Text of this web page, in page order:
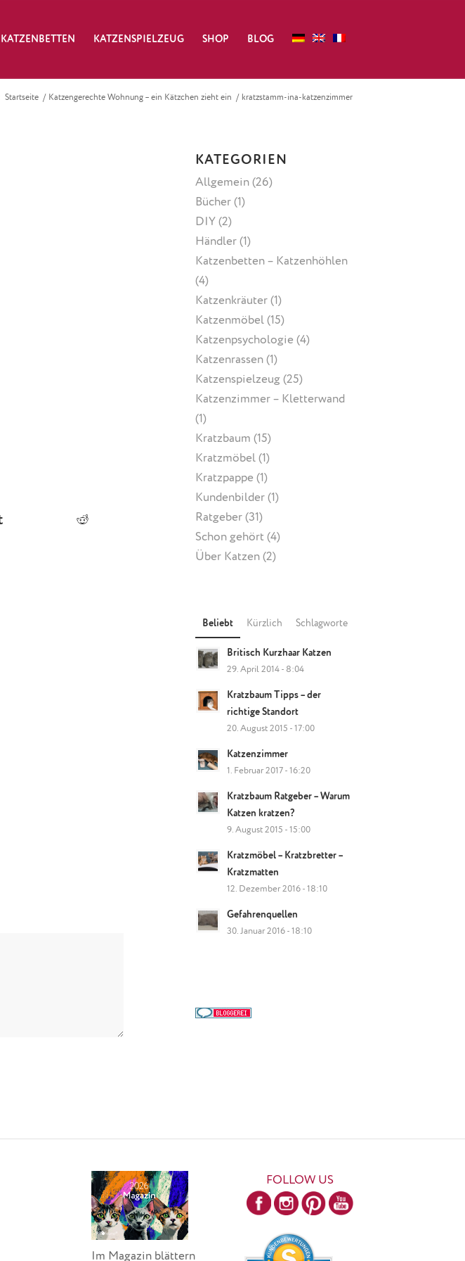
KATZENBETTEN KATZENSPIELZEUG SHOP BLOG
Startseite / Katzengerechte Wohnung – ein Kätzchen zieht ein / kratzstamm-ina-katzenzimmer
KATEGORIEN
Allgemein(26)
Bücher(1)
DIY (2)
Händler(1)
Katzenbetten – Katzenhöhlen
(4)
Katzenkräuter(1)
Katzenmöbel(15)
Katzenpsychologie (4)
Katzenrassen(1)
Katzenspielzeug(25)
Katzenzimmer – Kletterwand
(1)
Kratzbaum (15)
Kratzmöbel(1)
Kratzpappe (1)
Kundenbilder(1)
Ratgeber(31)
Schon gehört(4)
Über Katzen(2)
Beliebt Kürzlich Schlagworte
Britisch Kurzhaar Katzen
29. April 2014 - 8:04
Kratzbaum Tipps – der
richtige Standort
20. August 2015 - 17:00
Katzenzimmer
1. Februar 2017 - 16:20
Kratzbaum Ratgeber – Warum
Katzen kratzen?
9. August 2015 - 15:00
Kratzmöbel – Kratzbretter –
Kratzmatten
12. Dezember 2016 - 18:10
Gefahrenquellen
30. Januar 2016 - 18:10
Im Magazin blättern
FOLLOW US